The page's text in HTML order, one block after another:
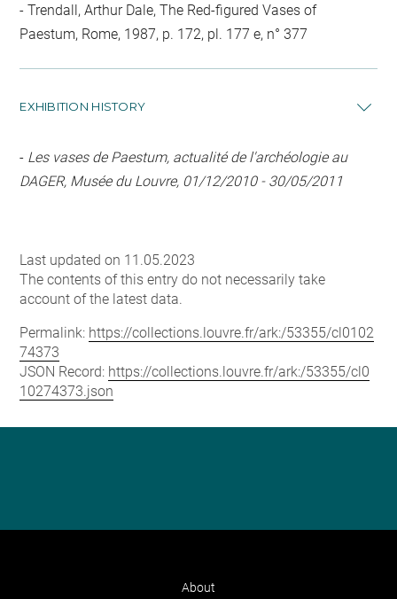
Trendall, Arthur Dale, The Red-figured Vases of
Paestum, Rome, 1987, p. 172, pl. 177 e, n° 377
EXHIBITION HISTORY
- Les vases de Paestum, actualité de l'archéologie au
DAGER, Musée du Louvre, 01/12/2010 - 30/05/2011
Last updated on 11.05.2023
The contents of this entry do not necessarily take
account of the latest data.
Permalink: https://collections.louvre.fr/ark:/53355/cl0102
74373
JSON Record: https://collections.louvre.fr/ark:/53355/cl0
10274373.json
About